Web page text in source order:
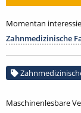
Momentan
Zahnmedizinische
Maschinenlesbare